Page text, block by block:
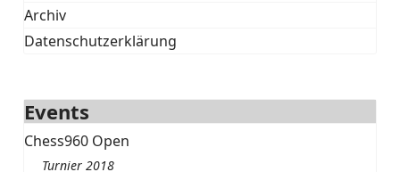
Archiv
Datenschutzerklärung
Events
Chess960 Open
Turnier 2018